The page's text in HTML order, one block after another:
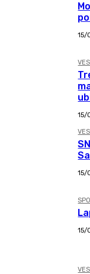
15/
15/
15/
15/